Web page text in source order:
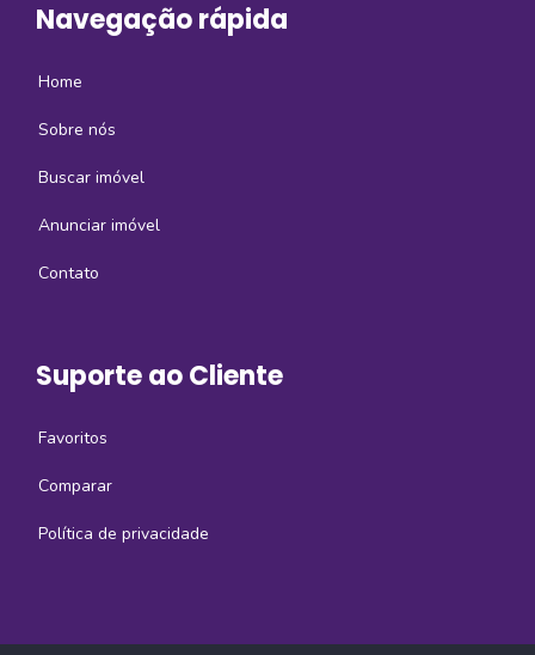
Navegação rápida
Home
Sobre nós
Buscar imóvel
Anunciar imóvel
Contato
Suporte ao Cliente
Favoritos
Comparar
Política de privacidade